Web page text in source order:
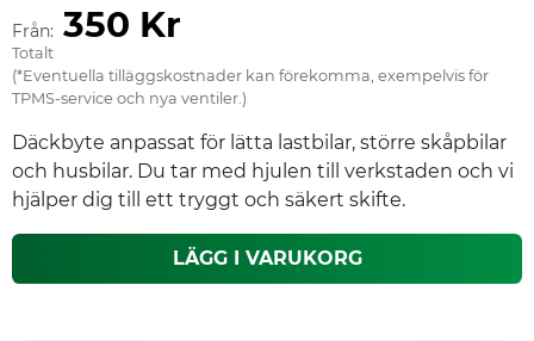
Från: 350 Kr
Totalt
(*Eventuella tilläggskostnader kan förekomma, exempelvis för
TPMS-service och nya ventiler.)
Däckbyte anpassat för lätta lastbilar, större skåpbilar
och husbilar. Du tar med hjulen till verkstaden och vi
hjälper dig till ett tryggt och säkert skifte.
LÄGG I VARUKORG